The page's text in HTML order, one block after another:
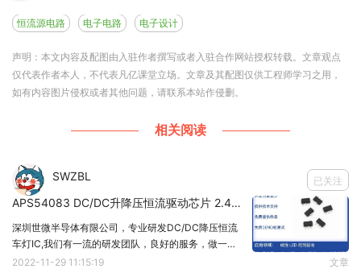
精度要求：允许电流波动多少？比如±1%还是±5%？
三极管方案：
用NPN/PNP三极管做调整管，成本低，适合小电流
需搭配电阻分压，控制基极电流。
用运算放大器做反馈控制，精度高，适合大电流或高
精度场景。
需外接参考电压和调整管（如MOSFET）。
三、设计反馈环路：让电流“稳”住
恒流源电路 电子电路 电子设计
声明：本文内容及配图由入驻作者撰写或者入驻合作网站授权转载。文章观点
仅代表作者本人，不代表凡亿课堂立场。文章及其配图仅供工程师学习之用，
如有内容图片侵权或者其他问题，请联系本站作侵删。
相关阅读
SWZBL 已关注
APS54083 DC/DC升降压恒流驱动芯片 2.4G调光 —提供DEMO板
深圳世微半导体有限公司，专业研发DC/DC降压恒流
车灯IC,我们有一流的研发团队，良好的服务，做一流
品质的产品，所有产品均提供配套的方案以及技术支
2022-11-29 11:15:19 文章